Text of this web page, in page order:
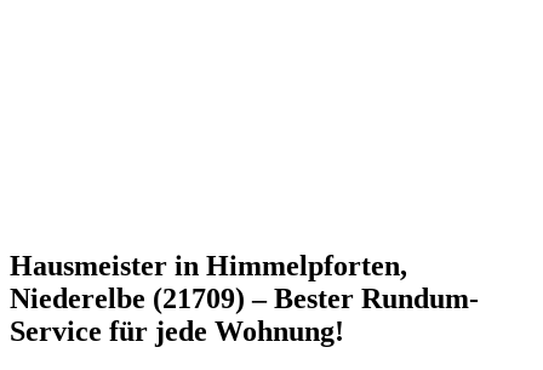
Hausmeister in Himmelpforten,
Niederelbe (21709) – Bester Rundum-
Service für jede Wohnung!